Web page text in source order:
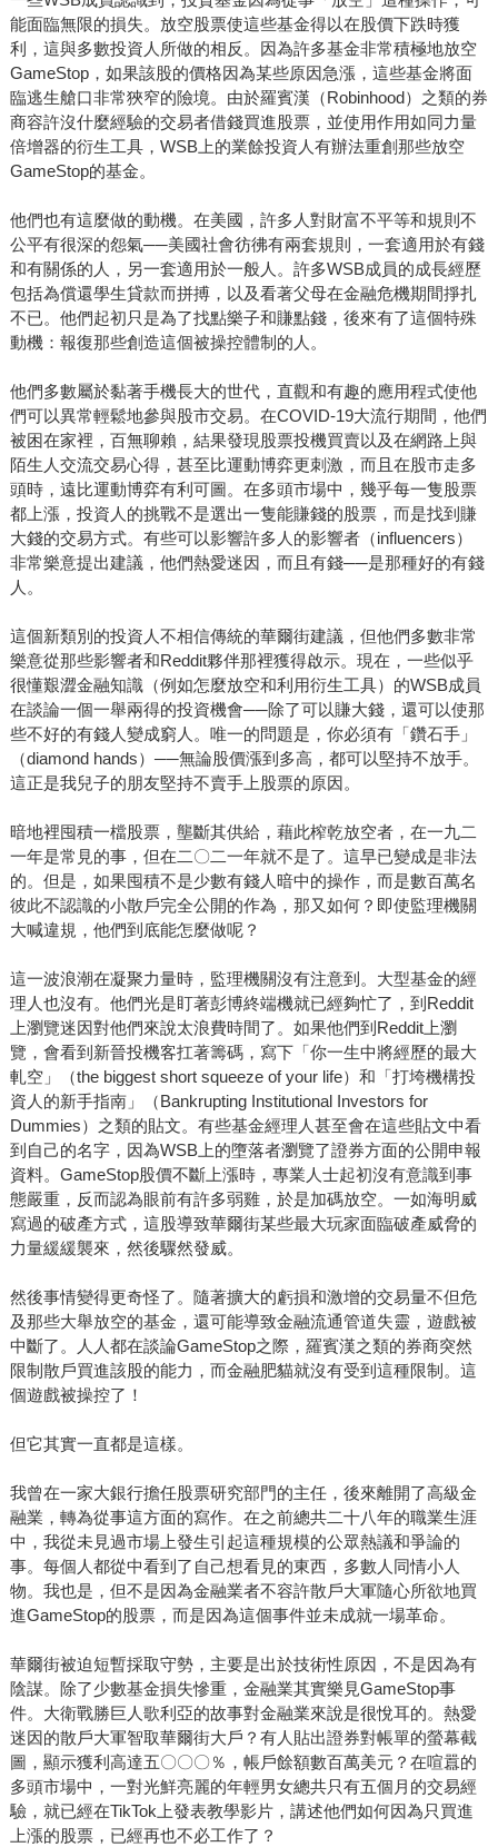
能面臨無限的損失。放空股票使這些基金得以在股價下跌時獲
利，這與多數投資人所做的相反。因為許多基金非常積極地放空
GameStop，如果該股的價格因為某些原因急漲，這些基金將面
臨逃生艙口非常狹窄的險境。由於羅賓漢（Robinhood）之類的券
商容許沒什麼經驗的交易者借錢買進股票，並使用作用如同力量
倍增器的衍生工具，WSB上的業餘投資人有辦法重創那些放空
GameStop的基金。
他們也有這麼做的動機。在美國，許多人對財富不平等和規則不
公平有很深的怨氣──美國社會彷彿有兩套規則，一套適用於有錢
和有關係的人，另一套適用於一般人。許多WSB成員的成長經歷
包括為償還學生貸款而拼搏，以及看著父母在金融危機期間掙扎
不已。他們起初只是為了找點樂子和賺點錢，後來有了這個特殊
動機：報復那些創造這個被操控體制的人。
他們多數屬於黏著手機長大的世代，直觀和有趣的應用程式使他
們可以異常輕鬆地參與股市交易。在COVID-19大流行期間，他們
被困在家裡，百無聊賴，結果發現股票投機買賣以及在網路上與
陌生人交流交易心得，甚至比運動博弈更刺激，而且在股市走多
頭時，遠比運動博弈有利可圖。在多頭市場中，幾乎每一隻股票
都上漲，投資人的挑戰不是選出一隻能賺錢的股票，而是找到賺
大錢的交易方式。有些可以影響許多人的影響者（influencers）
非常樂意提出建議，他們熱愛迷因，而且有錢──是那種好的有錢
人。
這個新類別的投資人不相信傳統的華爾街建議，但他們多數非常
樂意從那些影響者和Reddit夥伴那裡獲得啟示。現在，一些似乎
很懂艱澀金融知識（例如怎麼放空和利用衍生工具）的WSB成員
在談論一個一舉兩得的投資機會──除了可以賺大錢，還可以使那
些不好的有錢人變成窮人。唯一的問題是，你必須有「鑽石手」
（diamond hands）──無論股價漲到多高，都可以堅持不放手。
這正是我兒子的朋友堅持不賣手上股票的原因。
暗地裡囤積一檔股票，壟斷其供給，藉此榨乾放空者，在一九二
一年是常見的事，但在二〇二一年就不是了。這早已變成是非法
的。但是，如果囤積不是少數有錢人暗中的操作，而是數百萬名
彼此不認識的小散戶完全公開的作為，那又如何？即使監理機關
大喊違規，他們到底能怎麼做呢？
這一波浪潮在凝聚力量時，監理機關沒有注意到。大型基金的經
理人也沒有。他們光是盯著彭博終端機就已經夠忙了，到Reddit
上瀏覽迷因對他們來說太浪費時間了。如果他們到Reddit上瀏
覽，會看到新晉投機客扛著籌碼，寫下「你一生中將經歷的最大
軋空」（the biggest short squeeze of your life）和「打垮機構投
資人的新手指南」（Bankrupting Institutional Investors for
Dummies）之類的貼文。有些基金經理人甚至會在這些貼文中看
到自己的名字，因為WSB上的墮落者瀏覽了證券方面的公開申報
資料。GameStop股價不斷上漲時，專業人士起初沒有意識到事
態嚴重，反而認為眼前有許多弱雞，於是加碼放空。一如海明威
寫過的破產方式，這股導致華爾街某些最大玩家面臨破產威脅的
力量緩緩襲來，然後驟然發威。
然後事情變得更奇怪了。隨著擴大的虧損和激增的交易量不但危
及那些大舉放空的基金，還可能導致金融流通管道失靈，遊戲被
中斷了。人人都在談論GameStop之際，羅賓漢之類的券商突然
限制散戶買進該股的能力，而金融肥貓就沒有受到這種限制。這
個遊戲被操控了！
但它其實一直都是這樣。
我曾在一家大銀行擔任股票研究部門的主任，後來離開了高級金
融業，轉為從事這方面的寫作。在之前總共二十八年的職業生涯
中，我從未見過市場上發生引起這種規模的公眾熱議和爭論的
事。每個人都從中看到了自己想看見的東西，多數人同情小人
物。我也是，但不是因為金融業者不容許散戶大軍隨心所欲地買
進GameStop的股票，而是因為這個事件並未成就一場革命。
華爾街被迫短暫採取守勢，主要是出於技術性原因，不是因為有
陰謀。除了少數基金損失慘重，金融業其實樂見GameStop事
件。大衛戰勝巨人歌利亞的故事對金融業來說是很悅耳的。熱愛
迷因的散戶大軍智取華爾街大戶？有人貼出證券對帳單的螢幕截
圖，顯示獲利高達五〇〇〇％，帳戶餘額數百萬美元？在喧囂的
多頭市場中，一對光鮮亮麗的年輕男女總共只有五個月的交易經
驗，就已經在TikTok上發表教學影片，講述他們如何因為只買進
上漲的股票，已經再也不必工作了？